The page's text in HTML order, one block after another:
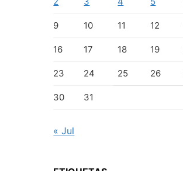
9 10 11 12
16 17 18 19
23 24 25 26
30 31
« Jul